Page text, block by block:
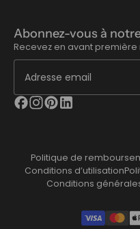
Adresse email
Recevez en avant
Abonnez-vous à
Politique de
Conditions d’utilisation
Conditions